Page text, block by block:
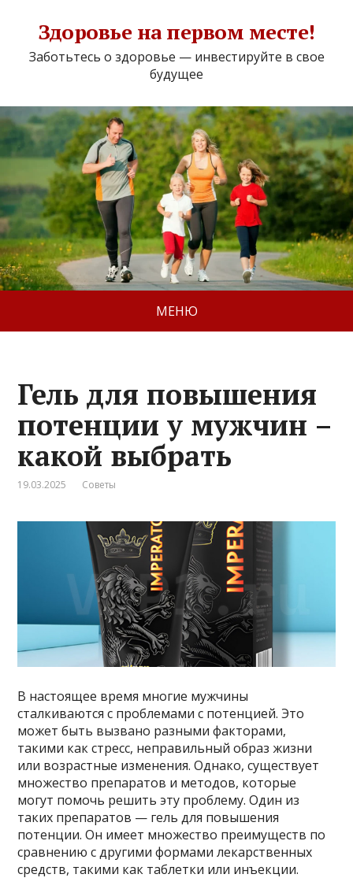
Здоровье на первом месте!
Заботьтесь о здоровье — инвестируйте в свое
будущее
МЕНЮ
Гель для повышения
потенции у мужчин –
какой выбрать
19.03.2025 Советы
В настоящее время многие мужчины
сталкиваются с проблемами с потенцией. Это
может быть вызвано разными факторами,
такими как стресс, неправильный образ жизни
или возрастные изменения. Однако, существует
множество препаратов и методов, которые
могут помочь решить эту проблему. Один из
таких препаратов — гель для повышения
потенции. Он имеет множество преимуществ по
сравнению с другими формами лекарственных
средств, такими как таблетки или инъекции.